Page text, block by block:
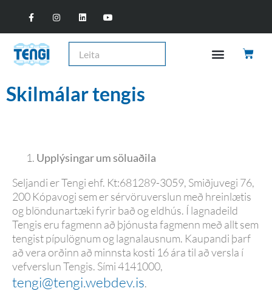
skilmálar tengis
Upplýsingar um söluaðila
Seljandi er Tengi ehf. Kt:681289-3059, Smiðjuvegi 76,
200 Kópavogi sem er sérvöruverslun með hreinlætis
og blöndunartæki fyrir bað og eldhús. Í lagnadeild
Tengis eru fagmenn að þjónusta fagmenn með allt sem
tengist pípulögnum og lagnalausnum. Kaupandi þarf
að vera orðinn að minnsta kosti 16 ára til að versla í
vefverslun Tengis. Sími 4141000,
tengi@tengi.webdev.is.